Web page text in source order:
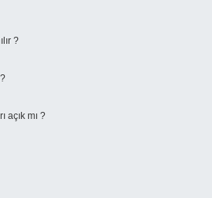
?
açık mı ?